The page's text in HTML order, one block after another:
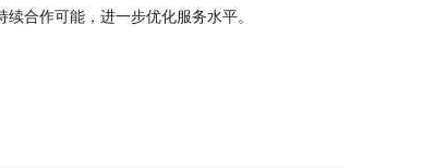
合作可能，进一步优化服务水平。